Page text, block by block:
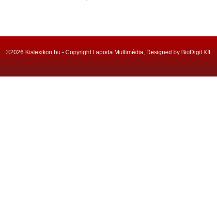
©2026 Kislexikon.hu - Copyright Lapoda Multimédia, Designed by BioDigit Kft.